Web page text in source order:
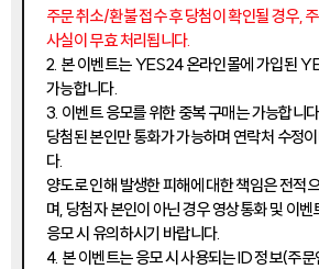
주문 취소/환불 접수 후 당첨이 확인될 경우,
사실이 무효 처리됩니다.
2. 본 이벤트는 YES24 온라인몰에 가입된
가능합니다.
3. 이벤트 응모를 위한 중복 구매는 가능합니
당첨된 본인만 통화가 가능하며 연락처 수정
다.
양도로 인해 발생한 피해에 대한 책임은 전적
며, 당첨자 본인이 아닌 경우 영상통화 및 이
응모 시 유의하시기 바랍니다.
4. 본 이벤트는 응모 시 사용되는 ID 정보(주